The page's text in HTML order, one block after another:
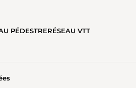
PÉDESTRERÉSEAU VTT